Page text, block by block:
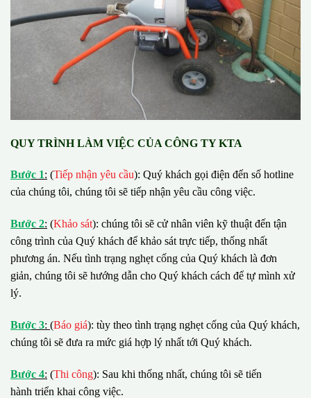
QUY TRÌNH LÀM VIỆC CỦA CÔNG TY KTA
Bước 1: (Tiếp nhận yêu cầu): Quý khách gọi điện đến số hotline
của chúng tôi, chúng tôi sẽ tiếp nhận yêu cầu công việc.
Bước 2: (Khảo sát): chúng tôi sẽ cử nhân viên kỹ thuật đến tận
công trình của Quý khách để khảo sát trực tiếp, thống nhất
phương án. Nếu tình trạng nghẹt cống của Quý khách là đơn
giản, chúng tôi sẽ hướng dẫn cho Quý khách cách để tự mình xử
lý.
Bước 3: (Báo giá): tùy theo tình trạng nghẹt cống của Quý khách,
chúng tôi sẽ đưa ra mức giá hợp lý nhất tới Quý khách.
Bước 4: (Thi công): Sau khi thống nhất, chúng tôi sẽ tiến
hành triển khai công việc.